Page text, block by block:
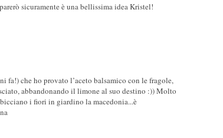
sicuramente è una bellissima idea Kristel!
fa!) che ho provato l’aceto balsamico con le fragole,
abbandonando il limone al suo destino :)) Molto
i fiori in giardino la macedonia...è